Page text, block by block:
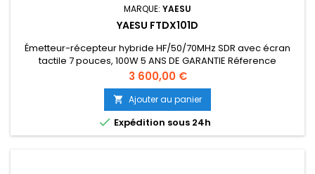
MARQUE: YAESU
YAESU FTDX101D
Émetteur-récepteur hybride HF/50/70MHz SDR avec écran
tactile 7 pouces, 100W 5 ANS DE GARANTIE Réference
: XAH068H005-0
Prix
3 600,00 €
 Ajouter au panier
 Expédition sous 24h